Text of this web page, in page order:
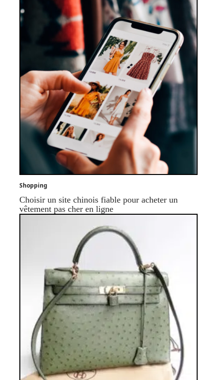
Shopping
Choisir un site chinois fiable pour acheter un
vêtement pas cher en ligne